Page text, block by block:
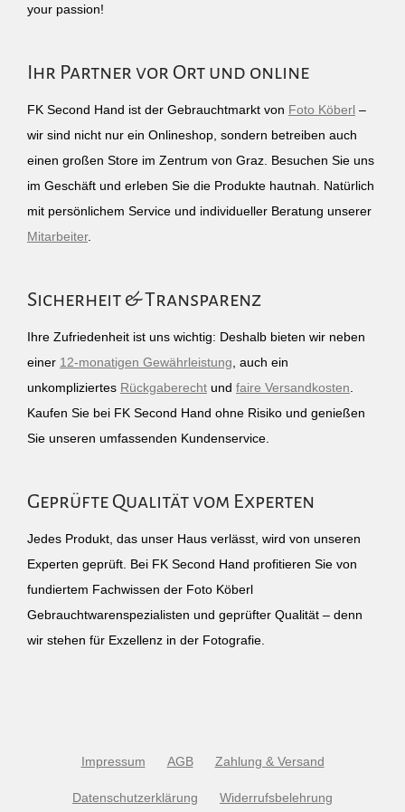
your passion!
Ihr Partner vor Ort und online
FK Second Hand ist der Gebrauchtmarkt von Foto Köberl –
wir sind nicht nur ein Onlineshop, sondern betreiben auch
einen großen Store im Zentrum von Graz. Besuchen Sie uns
im Geschäft und erleben Sie die Produkte hautnah. Natürlich
mit persönlichem Service und individueller Beratung unserer
Mitarbeiter.
Sicherheit & Transparenz
Ihre Zufriedenheit ist uns wichtig: Deshalb bieten wir neben
einer 12-monatigen Gewährleistung, auch ein
unkompliziertes Rückgaberecht und faire Versandkosten.
Kaufen Sie bei FK Second Hand ohne Risiko und genießen
Sie unseren umfassenden Kundenservice.
Geprüfte Qualität vom Experten
Jedes Produkt, das unser Haus verlässt, wird von unseren
Experten geprüft. Bei FK Second Hand profitieren Sie von
fundiertem Fachwissen der Foto Köberl
Gebrauchtwarenspezialisten und geprüfter Qualität – denn
wir stehen für Exzellenz in der Fotografie.
Impressum AGB Zahlung & Versand
Datenschutzerklärung Widerrufsbelehrung